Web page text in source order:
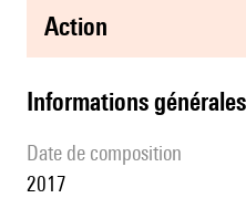
action
informations générales
date de composition
2017